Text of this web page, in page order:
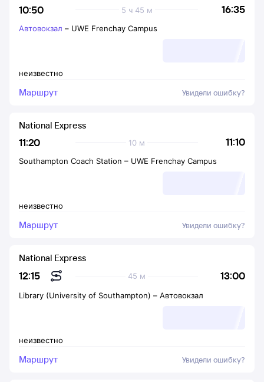
10:50 16:35
5 ч 45 м
неизвестно
Автовокзал – UWE Frenchay Campus
Маршрут Увидели ошибку?
11:20 11:10
10 м
National Express
неизвестно
Southampton Coach Station – UWE Frenchay Campus
Маршрут Увидели ошибку?
12:15 13:00
45 м
National Express
неизвестно
Library (University of Southampton) – Автовокзал
Маршрут Увидели ошибку?